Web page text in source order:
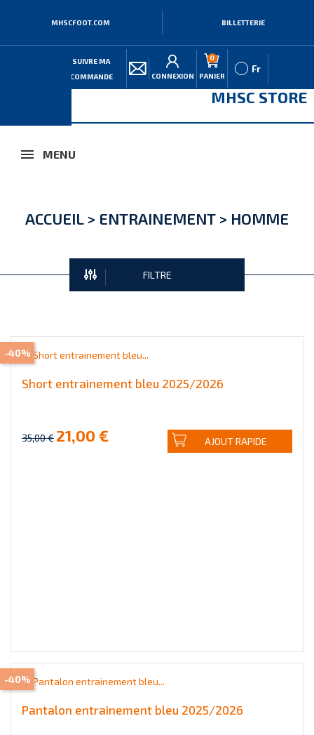
MHSCFOOT.COM BILLETTERIE
SUIVRE MA
COMMANDE
CONNEXION
0
PANIER
Fr
MHSC STORE
MENU
ACCUEIL > ENTRAINEMENT > HOMME
FILTRE
Short entrainement bleu 2025/2026
35,00 € 21,00 € AJOUT RAPIDE
-40%
Pantalon entrainement bleu 2025/2026
-40%